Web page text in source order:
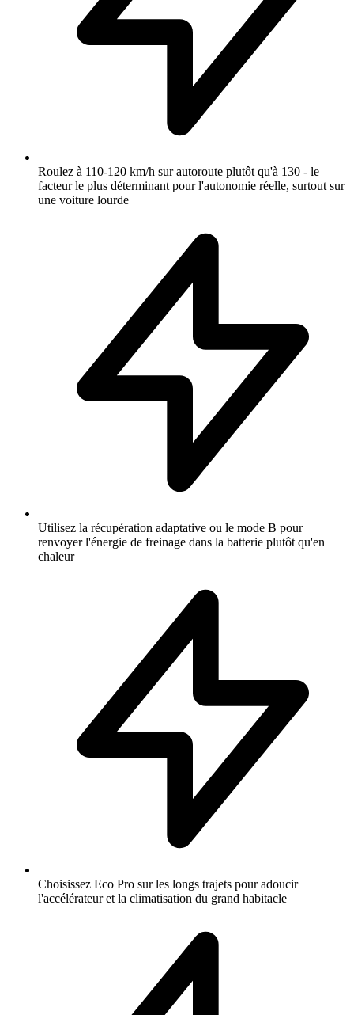
Roulez à 110-120 km/h sur autoroute plutôt qu'à 130 - le
facteur le plus déterminant pour l'autonomie réelle, surtout sur
une voiture lourde
Utilisez la récupération adaptative ou le mode B pour
renvoyer l'énergie de freinage dans la batterie plutôt qu'en
chaleur
Choisissez Eco Pro sur les longs trajets pour adoucir
l'accélérateur et la climatisation du grand habitacle